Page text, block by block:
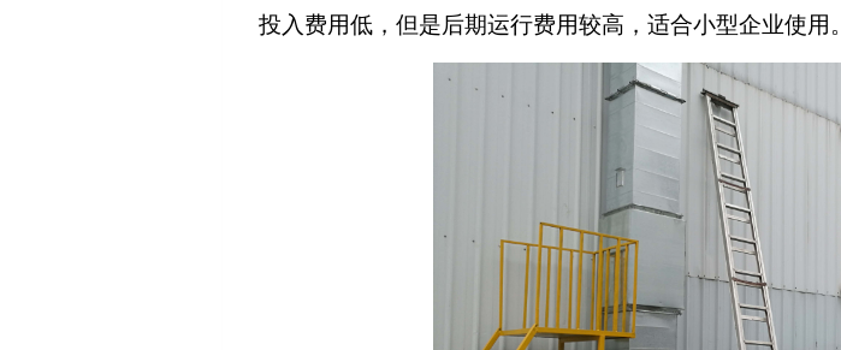
投入费用低，但是后期运行费用较高，适合小型企业使用。